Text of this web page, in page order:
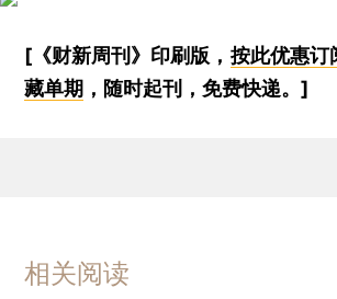
[《财新周刊》印刷版， 按此优惠订
藏单期 ，随时起刊，免费快递。]
相关阅读